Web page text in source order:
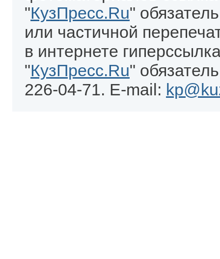
"КузПресс.Ru"
или частичной
в интернете
"КузПресс.Ru"
226-04-71. E-mail: